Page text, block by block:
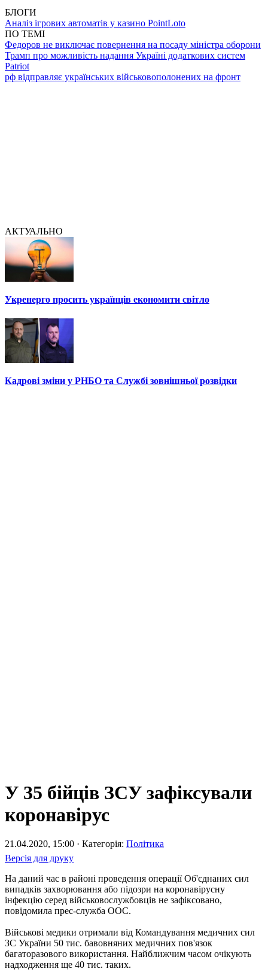
БЛОГИ
Аналіз ігрових автоматів у казино PointLoto
ПО ТЕМІ
Федоров не виключає повернення на посаду міністра оборони
Трамп про можливість надання Україні додаткових систем
Patriot
рф відправляє українських військовополонених на фронт
АКТУАЛЬНО
Укренерго просить українців економити світло
Кадрові зміни у РНБО та Службі зовнішньої розвідки
У 35 бійців ЗСУ зафіксували
коронавірус
21.04.2020, 15:00 · Категорія: Політика
Версія для друку
На даний час в районі проведення операції Об'єднаних сил
випадків захворювання або підозри на коронавірусну
інфекцію серед військовослужбовців не зафіксовано,
повідомила прес-служба ООС.
Військові медики отримали від Командування медичних сил
ЗС України 50 тис. бавовняних медичних пов'язок
багаторазового використання. Найближчим часом очікують
надходження ще 40 тис. таких.